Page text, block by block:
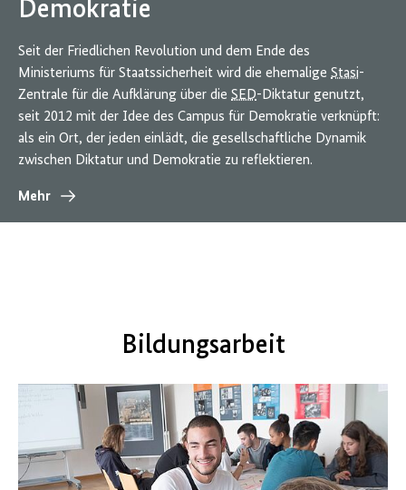
Demokratie
Seit der Friedlichen Revolution und dem Ende des
Ministeriums für Staatssicherheit wird die ehemalige Stasi-
Zentrale für die Aufklärung über die SED-Diktatur genutzt,
seit 2012 mit der Idee des Campus für Demokratie verknüpft:
als ein Ort, der jeden einlädt, die gesellschaftliche Dynamik
zwischen Diktatur und Demokratie zu reflektieren.
Mehr
Bildungsarbeit